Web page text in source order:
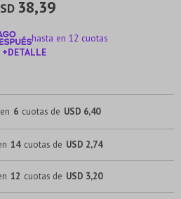
38,39
hasta en 12 cuotas
+DETALLE
6 cuotas de USD 6,40
14 cuotas de USD 2,74
12 cuotas de USD 3,20